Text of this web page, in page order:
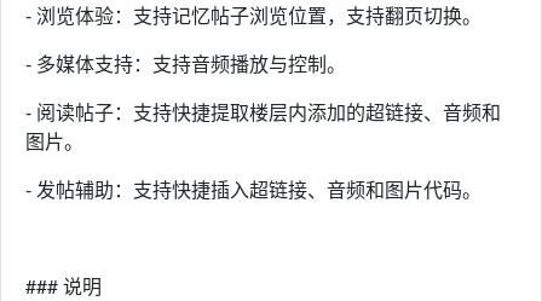
- 浏览体验：支持记忆帖子浏览位置，支持翻页切换。
- 多媒体支持：支持音频播放与控制。
- 阅读帖子：支持快捷提取楼层内添加的超链接、音频和
图片。
- 发帖辅助：支持快捷插入超链接、音频和图片代码。
### 说明